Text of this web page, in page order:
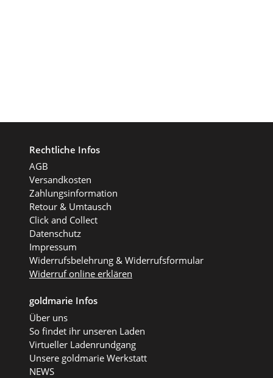
Rechtliche Infos
AGB
Versandkosten
Zahlungsinformation
Retour & Umtausch
Click and Collect
Datenschutz
Impressum
Widerrufsbelehrung & Widerrufsformular
Widerruf online erklären
goldmarie Infos
Über uns
So findet ihr unseren Laden
Virtueller Ladenrundgang
Unsere goldmarie Werkstatt
NEWS